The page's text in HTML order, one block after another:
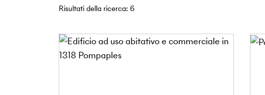
Risultati della ricerca: 6